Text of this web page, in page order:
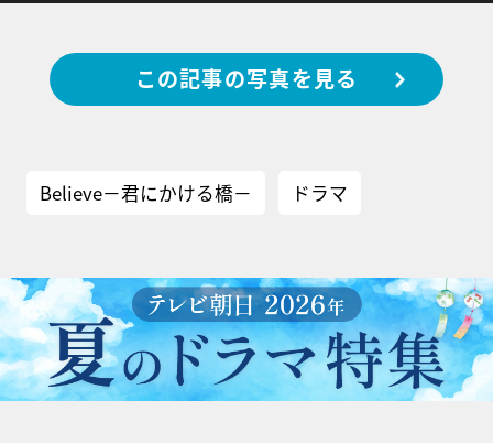
この記事の写真を見る
Believe－君にかける橋－ ドラマ